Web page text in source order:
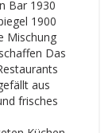
Bar 1930
1900
Mischung
Das
aus
frisches